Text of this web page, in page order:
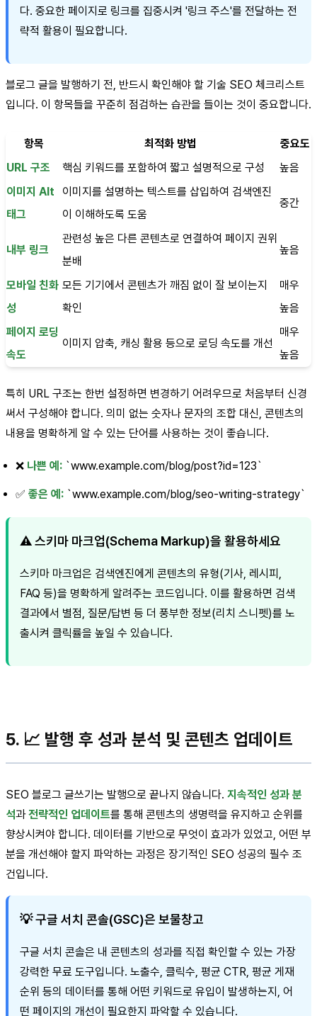
다. 중요한 페이지로 링크를 집중시켜 '링크 주스'를 전달하는 전
략적 활용이 필요합니다.
블로그 글을 발행하기 전, 반드시 확인해야 할 기술 SEO 체크리스트
입니다. 이 항목들을 꾸준히 점검하는 습관을 들이는 것이 중요합니다.
항목 최적화 방법
중요도
URL 구조
핵심 키워드를 포함하여 짧고 설명적으로 구성
높음
이미지 Alt
태그
이미지를 설명하는 텍스트를 삽입하여 검색엔진
이 이해하도록 도움
중간
내부 링크
관련성 높은 다른 콘텐츠로 연결하여 페이지 권위
분배
높음
모바일 친화
성
모든 기기에서 콘텐츠가 깨짐 없이 잘 보이는지
확인
매우
높음
페이지 로딩
속도
이미지 압축, 캐싱 활용 등으로 로딩 속도를 개선
매우
높음
특히 URL 구조는 한번 설정하면 변경하기 어려우므로 처음부터 신경
써서 구성해야 합니다. 의미 없는 숫자나 문자의 조합 대신, 콘텐츠의
내용을 명확하게 알 수 있는 단어를 사용하는 것이 좋습니다.
❌ 나쁜 예: `www.example.com/blog/post?id=123`
✅ 좋은 예: `www.example.com/blog/seo-writing-strategy`
⚠️ 스키마 마크업(Schema Markup)을 활용하세요
스키마 마크업은 검색엔진에게 콘텐츠의 유형(기사, 레시피,
FAQ 등)을 명확하게 알려주는 코드입니다. 이를 활용하면 검색
결과에서 별점, 질문/답변 등 더 풍부한 정보(리치 스니펫)를 노
출시켜 클릭률을 높일 수 있습니다.
5. 📈 발행 후 성과 분석 및 콘텐츠 업데이트
SEO 블로그 글쓰기는 발행으로 끝나지 않습니다. 지속적인 성과 분
석과전략적인 업데이트를 통해 콘텐츠의 생명력을 유지하고 순위를
향상시켜야 합니다. 데이터를 기반으로 무엇이 효과가 있었고, 어떤 부
분을 개선해야 할지 파악하는 과정은 장기적인 SEO 성공의 필수 조
건입니다.
💡 구글 서치 콘솔(GSC)은 보물창고
구글 서치 콘솔은 내 콘텐츠의 성과를 직접 확인할 수 있는 가장
강력한 무료 도구입니다. 노출수, 클릭수, 평균 CTR, 평균 게재
순위 등의 데이터를 통해 어떤 키워드로 유입이 발생하는지, 어
떤 페이지의 개선이 필요한지 파악할 수 있습니다.